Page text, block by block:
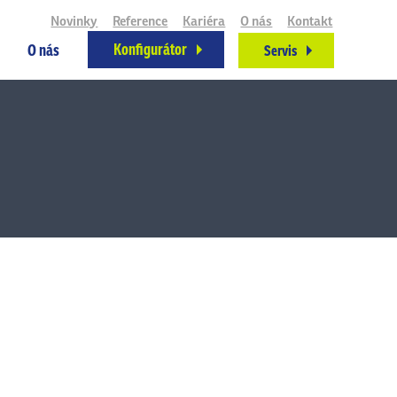
O nás Konfigurátor Servis
Novinky Reference Kariéra O nás Kontakt